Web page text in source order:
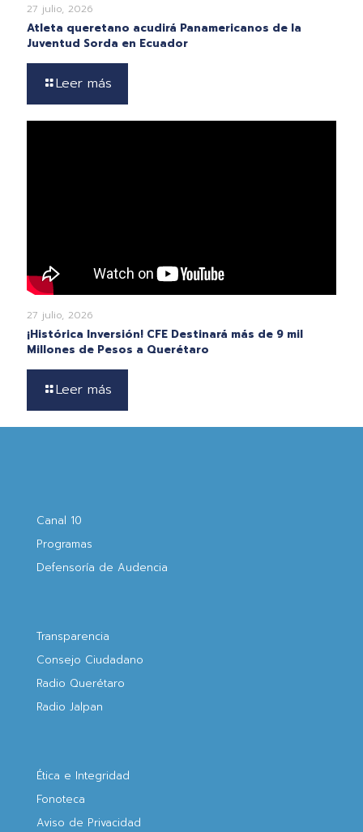
27 julio, 2026
Atleta queretano acudirá Panamericanos de la
Juventud Sorda en Ecuador
Leer más
27 julio, 2026
¡Histórica Inversión! CFE Destinará más de 9 mil
Millones de Pesos a Querétaro
Leer más
Canal 10
Programas
Defensoría de Audencia
Transparencia
Consejo Ciudadano
Radio Querétaro
Radio Jalpan
Ética e Integridad
Fonoteca
Aviso de Privacidad